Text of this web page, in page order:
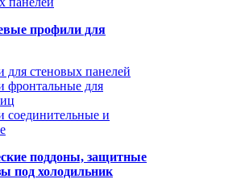
профили для
для стеновых панелей
фронтальные для
соединительные и
поддоны, защитные
под холодильник